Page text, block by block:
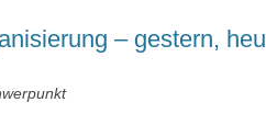
– gestern,